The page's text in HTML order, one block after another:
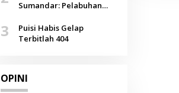
Agustus
Sumandar: Pelabuhan
Selendang Benang Merah
Lombang
3
Puisi Habis Gelap
Terbitlah 404
OPINI